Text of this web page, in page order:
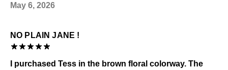
May 6, 2026
NO PLAIN JANE !
I purchased Tess in the brown floral colorway. The